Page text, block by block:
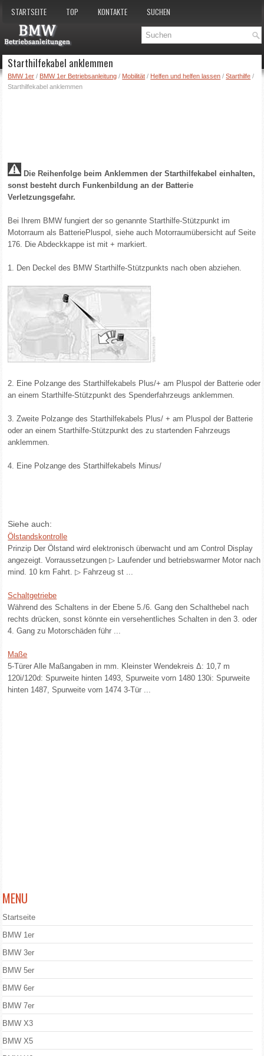
STARTSEITE TOP KONTAKTE SUCHEN
Starthilfekabel anklemmen
BMW 1er / BMW 1er Betriebsanleitung / Mobilität / Helfen und helfen lassen /Starthilfe /
Starthilfekabel anklemmen
Die Reihenfolge beim Anklemmen der Starthilfekabel einhalten,
sonst besteht durch Funkenbildung an der Batterie
Verletzungsgefahr.
Bei Ihrem BMW fungiert der so genannte Starthilfe-Stützpunkt im
Motorraum als BatteriePluspol, siehe auch Motorraumübersicht auf Seite
176. Die Abdeckkappe ist mit + markiert.
1. Den Deckel des BMW Starthilfe-Stützpunkts nach oben abziehen.
2. Eine Polzange des Starthilfekabels Plus/+ am Pluspol der Batterie oder
an einem Starthilfe-Stützpunkt des Spenderfahrzeugs anklemmen.
3. Zweite Polzange des Starthilfekabels Plus/ + am Pluspol der Batterie
oder an einem Starthilfe-Stützpunkt des zu startenden Fahrzeugs
anklemmen.
4. Eine Polzange des Starthilfekabels Minus/
Siehe auch:
Ölstandskontrolle
Prinzip Der Ölstand wird elektronisch überwacht und am Control Display
angezeigt. Vorraussetzungen ▷ Laufender und betriebswarmer Motor nach
mind. 10 km Fahrt. ▷ Fahrzeug st ...
Schaltgetriebe
Während des Schaltens in der Ebene 5./6. Gang den Schalthebel nach
rechts drücken, sonst könnte ein versehentliches Schalten in den 3. oder
4. Gang zu Motorschäden führ ...
Maße
5-Türer Alle Maßangaben in mm. Kleinster Wendekreis Δ: 10,7 m
120i/120d: Spurweite hinten 1493, Spurweite vorn 1480 130i: Spurweite
hinten 1487, Spurweite vorn 1474 3-Tür ...
MENU
Startseite
BMW 1er
BMW 3er
BMW 5er
BMW 6er
BMW 7er
BMW X3
BMW X5